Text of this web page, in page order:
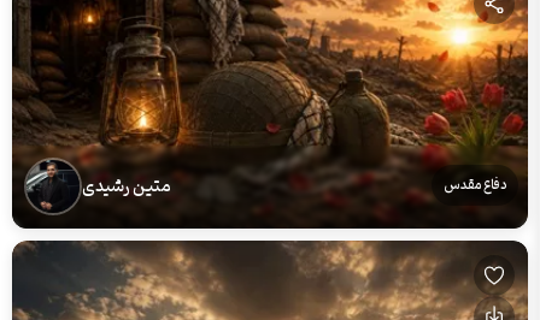
دفاع مقدس متین رشیدی